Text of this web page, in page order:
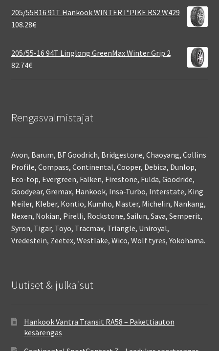
205/55R16 91T Hankook WINTER I*PIKE RS2 W429
108.28€
205/55-16 94T Linglong GreenMax Winter Grip 2
82.74€
Rengasvalmistajat
Avon, Barum, BF Goodrich, Bridgestone, Chaoyang, Collins
Profile, Compass, Continental, Cooper, Debica, Dunlop,
Eco-top, Evergreen, Falken, Firestone, Fulda, Goodride,
Goodyear, Gremax, Hankook, Insa-Turbo, Interstate, King
Meiler, Kleber, Kontio, Kumho, Master, Michelin, Nankang,
Nexen, Nokian, Pirelli, Rockstone, Sailun, Sava, Semperit,
Syron, Tigar, Toyo, Tracmax, Triangle, Uniroyal,
Vredestein, Zeetex, Westlake, Wico, Wolf tyres, Yokohama.
Uutiset & julkaisut
Hankook Vantra Transit RA58 – Pakettiauton
kesärengas